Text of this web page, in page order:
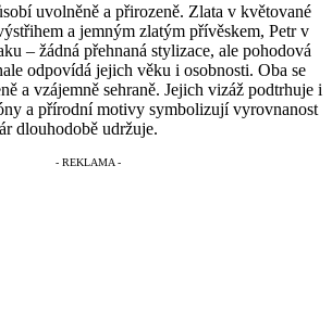
uvolněně a přirozeně. Zlata v květované
a jemným zlatým přívěskem, Petr v
– žádná přehnaná stylizace, ale pohodová
odpovídá jejich věku i osobnosti. Oba se
a vzájemně sehraně. Jejich vizáž podtrhuje i
a přírodní motivy symbolizují vyrovnanost
dlouhodobě udržuje.